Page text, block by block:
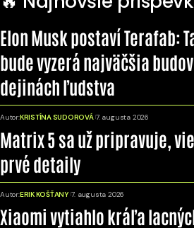
Elon Musk postaví Terafab:
bude vyzerá najväčšia
dejinách ľudstva
Autor:KRISTÍNA SUDOROVÁ 7. augusta 2026
Matrix 5 sa už pripravuje,
prvé detaily
Autor:ERIK KOŠŤANY 7. augusta 2026
Xiaomi vytiahlo kráľa